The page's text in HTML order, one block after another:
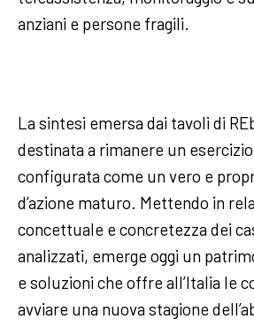
anziani e persone fragili.
La sintesi emersa dai tavoli di
destinata a rimanere un
configurata come un vero e
d’azione maturo. Mettendo in
concettuale e concretezza dei
analizzati, emerge oggi un
e soluzioni che offre all’Italia le
avviare una nuova stagione